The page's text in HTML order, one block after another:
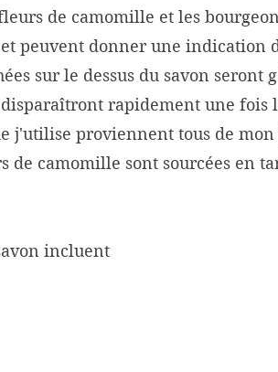
de camomille et les
peuvent donner une indication
sur le dessus du savon seront
rapidement une fois
j'utilise proviennent tous de
de camomille sont sourcées en
incluent